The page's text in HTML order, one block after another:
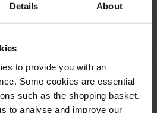
Details About
to provide you with an
Some cookies are essential
such as the shopping basket.
to analyse and improve our
von BWT